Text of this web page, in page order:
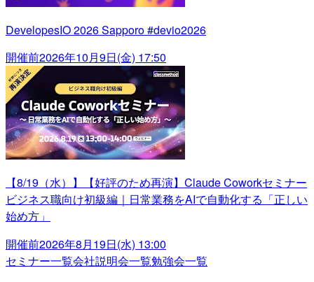
DevelopesIO 2026 Sapporo #devio2026
開催前2026年10月9日(金) 17:50
【8/19（水）】【好評のため再演】Claude Coworkセミナー
ビジネス職向け初級編｜日常業務をAIで自動化する「正しい
始め方」
開催前2026年8月19日(水) 13:00
セミナー一覧会社説明会一覧勉強会一覧